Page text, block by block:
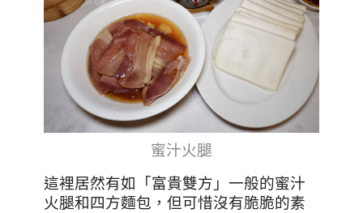
蜜汁火腿
這裡居然有如「富貴雙方」一般的蜜汁
火腿和四方麵包，但可惜沒有脆脆的素